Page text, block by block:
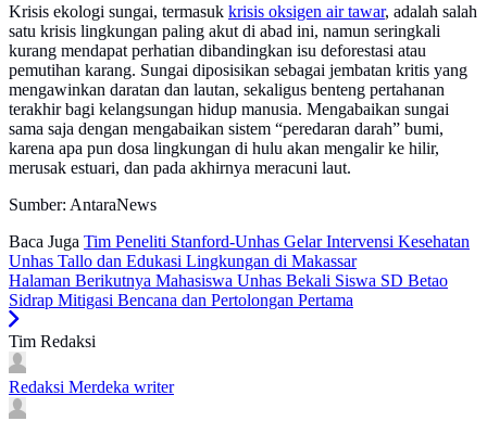
Krisis ekologi sungai, termasuk krisis oksigen air tawar, adalah salah
satu krisis lingkungan paling akut di abad ini, namun seringkali
kurang mendapat perhatian dibandingkan isu deforestasi atau
pemutihan karang. Sungai diposisikan sebagai jembatan kritis yang
mengawinkan daratan dan lautan, sekaligus benteng pertahanan
terakhir bagi kelangsungan hidup manusia. Mengabaikan sungai
sama saja dengan mengabaikan sistem “peredaran darah” bumi,
karena apa pun dosa lingkungan di hulu akan mengalir ke hilir,
merusak estuari, dan pada akhirnya meracuni laut.
Sumber: AntaraNews
Baca Juga Tim Peneliti Stanford-Unhas Gelar Intervensi Kesehatan
Unhas Tallo dan Edukasi Lingkungan di Makassar
Halaman Berikutnya Mahasiswa Unhas Bekali Siswa SD Betao
Sidrap Mitigasi Bencana dan Pertolongan Pertama
Tim Redaksi
Redaksi Merdeka writer